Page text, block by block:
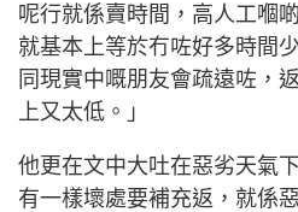
呢行就係賣時間，高人工嗰
就基本上等於冇咗好多時間
同現實中嘅朋友會疏遠咗，
上又太低。」
他更在文中大吐在惡劣天氣
有一樣壞處要補充返，就係